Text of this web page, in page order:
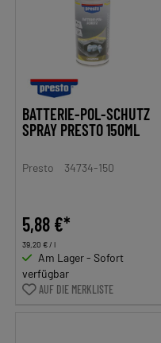
BATTERIE-POL-SCHUTZ
SPRAY PRESTO 150ML
Presto 34734-150
5,88 €*
39,20 € / l
Am Lager - Sofort
verfügbar
AUF DIE MERKLISTE